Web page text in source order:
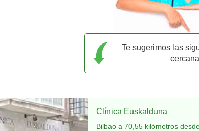
Te sugerimos las
Clínica Euskalduna
Bilbao a 70,55 kilómetros